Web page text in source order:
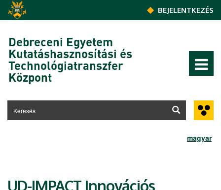
Ugrás a tartalomra
BEJELENTKEZÉS
Debreceni Egyetem
Kutatáshasznosítási és
Technológiatranszfer
Központ
magyar
UD-IMPACT Innovációs